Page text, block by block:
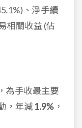
、淨手續
相關收益 (佔
，為手收最主要
，年減1.9% ，